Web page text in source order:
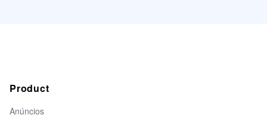
Product
Anúncios